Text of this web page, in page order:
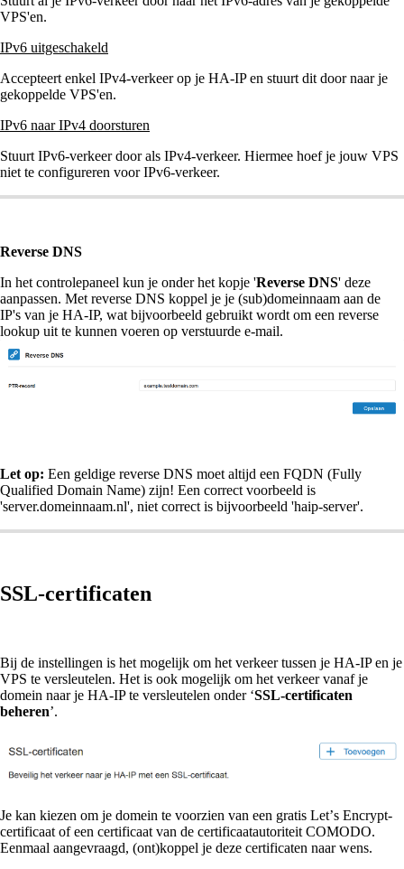
VPS'en.
IPv6 uitgeschakeld
Accepteert enkel IPv4-verkeer op je HA-IP en stuurt dit door naar je
gekoppelde VPS'en.
IPv6 naar IPv4 doorsturen
Stuurt IPv6-verkeer door als IPv4-verkeer. Hiermee hoef je jouw VPS
niet te configureren voor IPv6-verkeer.
Reverse DNS
In het controlepaneel kun je onder het kopje 'Reverse DNS' deze
aanpassen. Met reverse DNS koppel je je (sub)domeinnaam aan de
IP's van je HA-IP, wat bijvoorbeeld gebruikt wordt om een reverse
lookup uit te kunnen voeren op verstuurde e-mail.
Let op: Een geldige reverse DNS moet altijd een FQDN (Fully
Qualified Domain Name) zijn! Een correct voorbeeld is
'server.domeinnaam.nl', niet correct is bijvoorbeeld 'haip-server'.
SSL-certificaten
Bij de instellingen is het mogelijk om het verkeer tussen je HA-IP en je
VPS te versleutelen. Het is ook mogelijk om het verkeer vanaf je
domein naar je HA-IP te versleutelen onder ‘SSL-certificaten
beheren’.
Je kan kiezen om je domein te voorzien van een gratis Let’s Encrypt-
certificaat of een certificaat van de certificaatautoriteit COMODO.
Eenmaal aangevraagd, (ont)koppel je deze certificaten naar wens.